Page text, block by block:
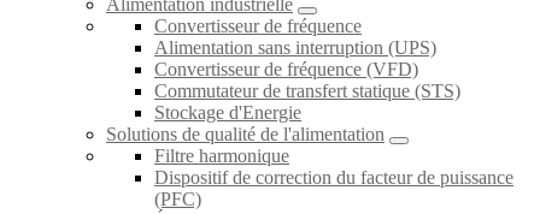
Alimentation industrielle
Convertisseur de fréquence
Alimentation sans interruption (UPS)
Convertisseur de fréquence (VFD)
Commutateur de transfert statique (STS)
Stockage d'Energie
Solutions de qualité de l'alimentation
Filtre harmonique
Dispositif de correction du facteur de puissance
(PFC)